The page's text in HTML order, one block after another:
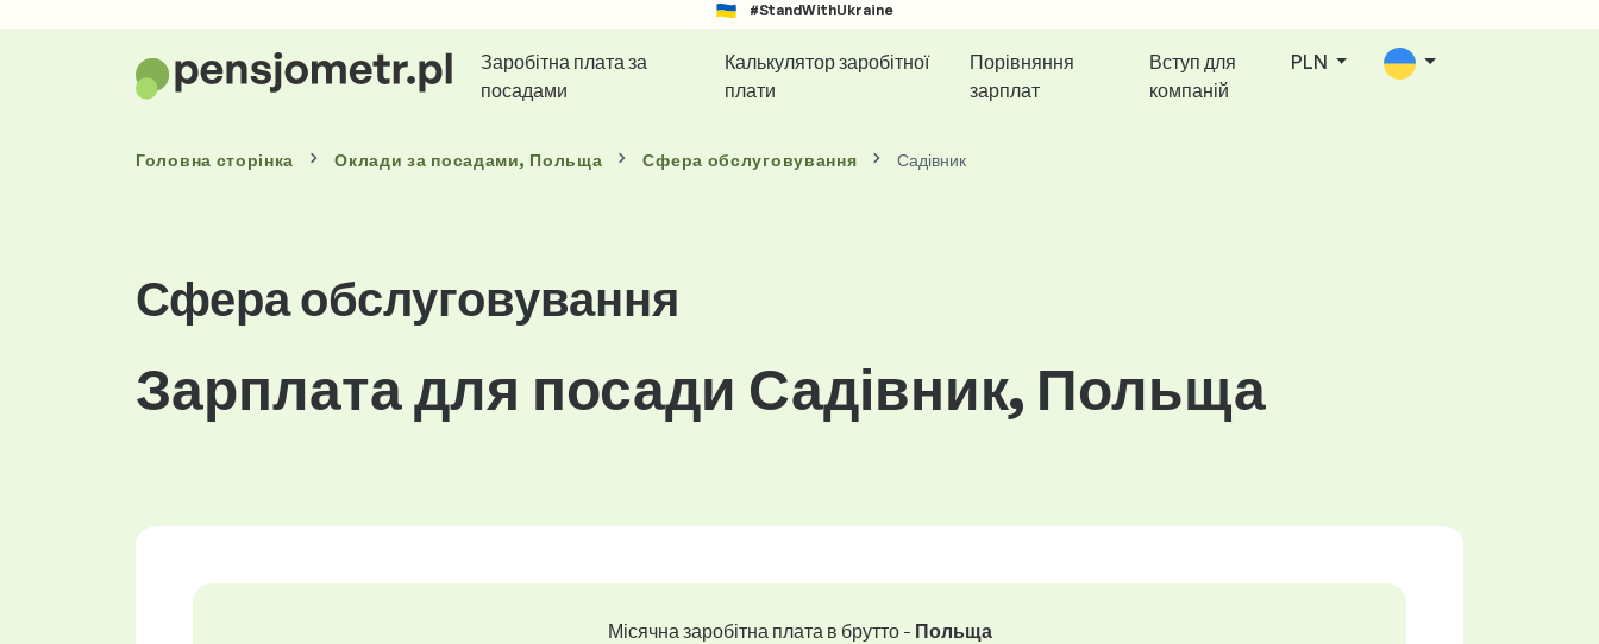
#StandWithUkraine
Заробітна плата за
посадами
Калькулятор заробітної
плати
Порівняння
зарплат
Вступ для
компаній
PLN
Головна сторінка Окладиза посадами, Польща Сфера обслуговування Садівник
Сфера обслуговування
Зарплата для посади Садівник, Польща
Місячна заробітна плата в брутто - Польща